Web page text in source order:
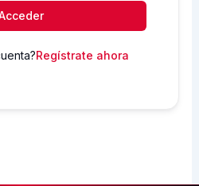
Regístrate ahora